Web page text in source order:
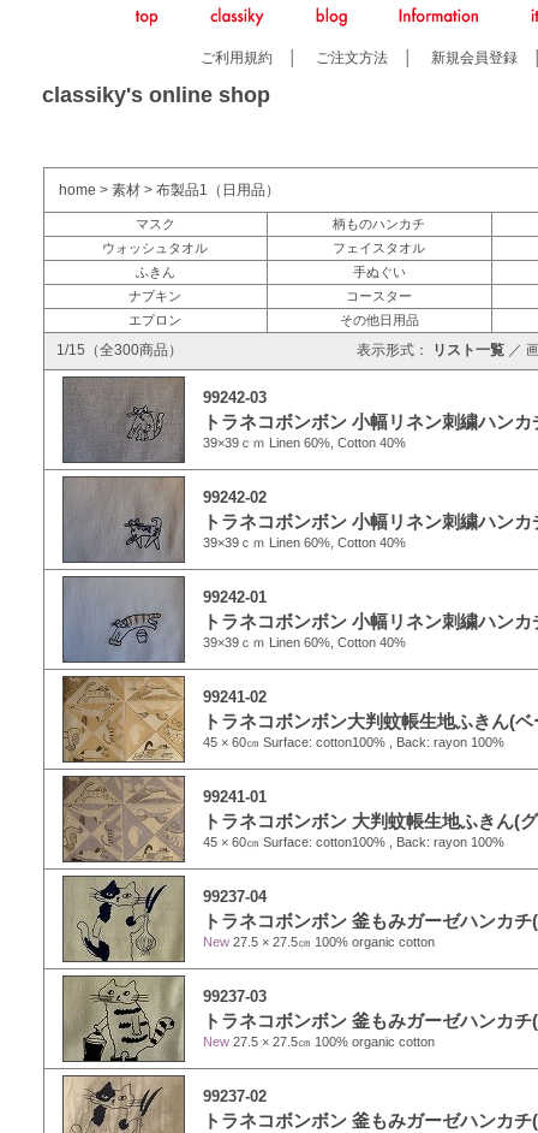
ご利用規約 ご注文方法 新規会員登録
classiky's online shop
home > 素材 > 布製品1（日用品）
マスク
柄ものハンカチ
ウォッシュタオル
フェイスタオル
ふきん
手ぬぐい
ナプキン
コースター
エプロン
その他日用品
1/15（全300商品） 表示形式： リスト一覧 ／
99242-03
トラネコボンボン 小幅リネン刺繍ハン
39×39ｃｍ Linen 60%, Cotton 40%
99242-02
トラネコボンボン 小幅リネン刺繍ハン
39×39ｃｍ Linen 60%, Cotton 40%
99242-01
トラネコボンボン 小幅リネン刺繍ハン
39×39ｃｍ Linen 60%, Cotton 40%
99241-02
トラネコボンボン大判蚊帳生地ふきん(
45 × 60㎝ Surface: cotton100% , Back: rayon 100%
99241-01
トラネコボンボン 大判蚊帳生地ふきん(
45 × 60㎝ Surface: cotton100% , Back: rayon 100%
99237-04
トラネコボンボン 釜もみガーゼハンカチ
New 27.5 × 27.5㎝ 100% organic cotton
99237-03
トラネコボンボン 釜もみガーゼハンカチ
New 27.5 × 27.5㎝ 100% organic cotton
99237-02
トラネコボンボン 釜もみガーゼハンカチ